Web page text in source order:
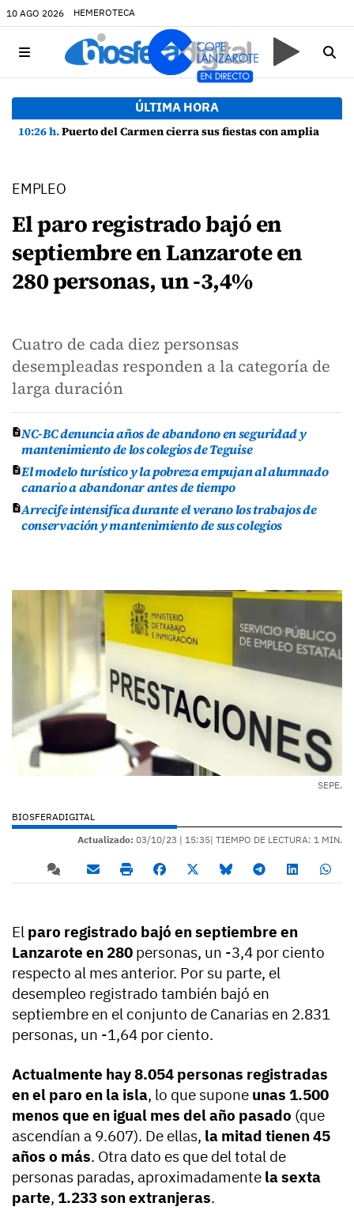
10 AGO 2026 HEMEROTECA
ÚLTIMA HORA
10:26 h.Puerto del Carmen cierra sus fiestas con amplia participación y buen ambiente
EMPLEO
El paro registrado bajó en
septiembre en Lanzarote en
280 personas, un -3,4%
Cuatro de cada diez personsas
desempleadas responden a la categoría de
larga duración
NC-BC denuncia años de abandono en seguridad y
mantenimiento de los colegios de Teguise
El modelo turístico y la pobreza empujan al alumnado
canario a abandonar antes de tiempo
Arrecife intensifica durante el verano los trabajos de
conservación y mantenimiento de sus colegios
SEPE.
BIOSFERADIGITAL
Actualizado: 03/10/23 | 15:35| TIEMPO DE LECTURA: 1 MIN.
El paro registrado bajó en septiembre en
Lanzarote en 280 personas, un -3,4 por ciento
respecto al mes anterior. Por su parte, el
desempleo registrado también bajó en
septiembre en el conjunto de Canarias en 2.831
personas, un -1,64 por ciento.
Actualmente hay 8.054 personas registradas
en el paro en la isla, lo que supone unas 1.500
menos que en igual mes del año pasado (que
ascendían a 9.607). De ellas, la mitad tienen 45
años o más. Otra dato es que del total de
personas paradas, aproximadamente la sexta
parte, 1.233 son extranjeras.